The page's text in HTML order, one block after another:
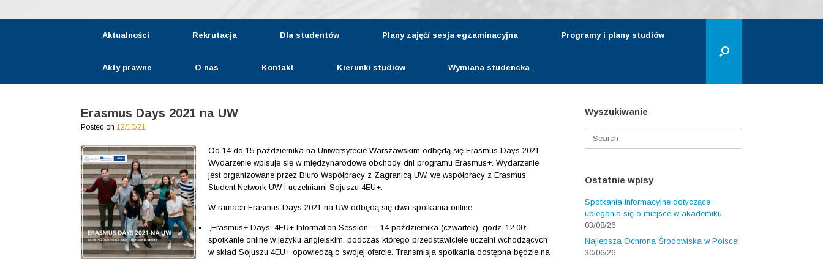
Aktualności Rekrutacja Dla studentów Plany zajęć/ sesja egzaminacyjna Programy i plany studiów
Akty prawne O nas Kontakt Kierunki studiów Wymiana studencka
Erasmus Days 2021 na UW
Posted on 12/10/21
Od 14 do 15 października na Uniwersytecie Warszawskim odbędą się Erasmus Days 2021.
Wydarzenie wpisuje się w międzynarodowe obchody dni programu Erasmus+. Wydarzenie
jest organizowane przez Biuro Współpracy z Zagranicą UW, we współpracy z Erasmus
Student Network UW i uczelniami Sojuszu 4EU+.
W ramach Erasmus Days 2021 na UW odbędą się dwa spotkania online:
„Erasmus+ Days: 4EU+ Information Session” – 14 października (czwartek), godz. 12.00:
spotkanie online w języku angielskim, podczas którego przedstawiciele uczelni wchodzących
w skład Sojuszu 4EU+ opowiedzą o swojej ofercie. Transmisja spotkania dostępna będzie na
Wyszukiwanie
Ostatnie wpisy
Spotkania informacyjne dotyczące
ubiegania się o miejsce w akademiku
03/08/26
Najlepsza Ochrona Środowiska w Polsce!
30/06/26